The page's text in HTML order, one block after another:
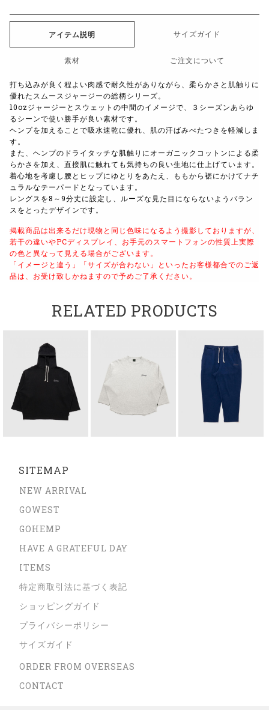
アイテム説明 サイズガイド
素材 ご注文について
打ち込みが良く程よい肉感で耐久性がありながら、柔らかさと肌触りに
優れたスムースジャージーの総柄シリーズ。
10ozジャージーとスウェットの中間のイメージで、３シーズンあらゆ
るシーンで使い勝手が良い素材です。
ヘンプを加えることで吸水速乾に優れ、肌の汗ばみべたつきを軽減しま
す。
また、ヘンプのドライタッチな肌触りにオーガニックコットンによる柔
らかさを加え、直接肌に触れても気持ちの良い生地に仕上げています。
着心地を考慮し腰とヒップにゆとりをあたえ、ももから裾にかけてナチ
ュラルなテーパードとなっています。
レングスを8～9分丈に設定し、ルーズな見た目にならないようバラン
スをとったデザインです。
掲載商品は出来るだけ現物と同じ色味になるよう撮影しておりますが、
若干の違いやPCディスプレイ、お手元のスマートフォンの性質上実際
の色と異なって見える場合がございます。
「イメージと違う」「サイズが合わない」といったお客様都合でのご返
品は、お受け致しかねますので予めご了承ください。
RELATED PRODUCTS
SITEMAP
NEW ARRIVAL
GOWEST
GOHEMP
HAVE A GRATEFUL DAY
ITEMS
特定商取引法に基づく表記
ショッピングガイド
プライバシーポリシー
サイズガイド
ORDER FROM OVERSEAS
CONTACT